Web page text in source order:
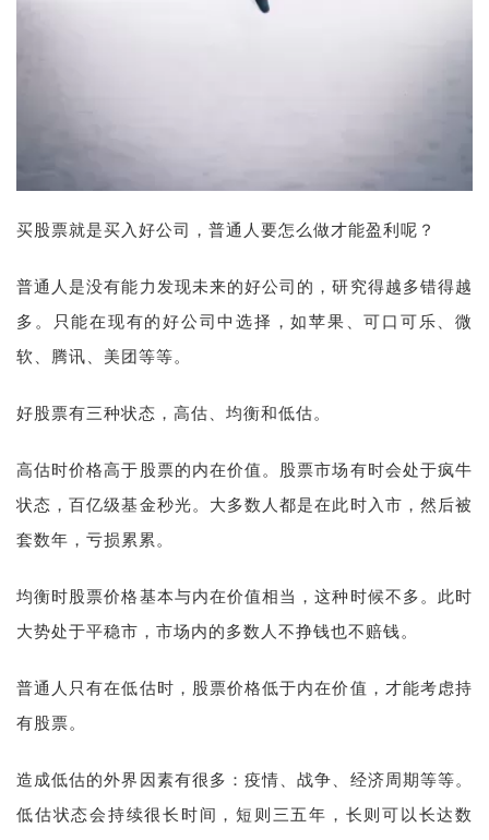
买股票就是买入好公司，普通人要怎么做才能盈利呢？
普通人是没有能力发现未来的好公司的，研究得越多错得越
多。只能在现有的好公司中选择，如苹果、可口可乐、微
软、腾讯、美团等等。
好股票有三种状态，高估、均衡和低估。
高估时价格高于股票的内在价值。股票市场有时会处于疯牛
状态，百亿级基金秒光。大多数人都是在此时入市，然后被
套数年，亏损累累。
均衡时股票价格基本与内在价值相当，这种时候不多。此时
大势处于平稳市，市场内的多数人不挣钱也不赔钱。
普通人只有在低估时，股票价格低于内在价值，才能考虑持
有股票。
造成低估的外界因素有很多：疫情、战争、经济周期等等。
低估状态会持续很长时间，短则三五年，长则可以长达数